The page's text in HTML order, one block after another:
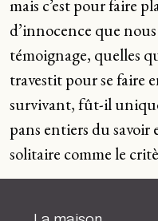
mais c’est pour faire
d’innocence que
témoignage, quelles
travestit pour se faire
survivant, fût-il
pans entiers du savoir
solitaire comme le